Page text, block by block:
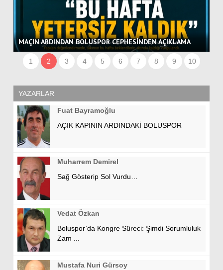
MAÇIN ARDINDAN BOLUSPOR CEPHESİNDEN AÇIKLAMA
1 2 3 4 5 6 7 8 9 10
YAZARLAR
Fuat Bayramoğlu
AÇIK KAPININ ARDINDAKİ BOLUSPOR
Muharrem Demirel
Sağ Gösterip Sol Vurdu…
Vedat Özkan
Boluspor’da Kongre Süreci: Şimdi Sorumluluk
Zam ...
Mustafa Nuri Gürsoy